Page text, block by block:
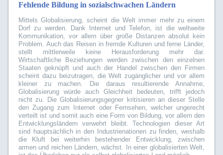
Fehlende Bildung in sozialschwachen Ländern
Mittels Globalisierung, scheint die Welt immer mehr zu einem
Dorf zu werden. Dank Internet und Telefon, ist die weltweite
Kommunikation, vor allem über große Distanzen absolut kein
Problem. Auch das Reisen in fremde Kulturen und ferne Länder,
stellt mittlerweile keine Herausforderung mehr dar.
Wirtschaftliche Beziehungen werden zwischen den einzelnen
Staaten geknüpft und auch der Handel zwischen den Firmen
scheint dazu beizutragen, die Welt zugänglicher und vor allem
kleiner zu machen. Die daraus resultierende Annahme,
Globalisierung würde auch Gleichheit bedeuten, trifft jedoch
nicht zu. Die Globalisierungsgegner kritisieren an dieser Stelle
den Zugang zum Internet oder Fernsehen, welcher ungerecht
verteilt ist und somit auch eine Form von Bildung, vor allem den
Entwicklungsländern verwehrt bleibt. Technologien dieser Art
sind hauptsächlich in den Industrienationen zu finden, weshalb
die Kluft bei weiterhin bestehender Entwicklung, zwischen
armen und reichen Ländern, wächst. In einer globalisierten Welt,